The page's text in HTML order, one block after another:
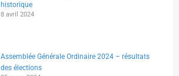
historique
8 avril 2024
Assemblée Générale Ordinaire 2024 – résultats
des élections